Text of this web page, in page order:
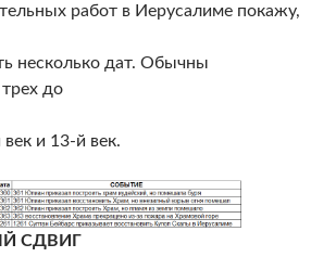
работ в Иерусалиме покажу,
несколько дат. Обычны
до
и 13-й век.
СДВИГ